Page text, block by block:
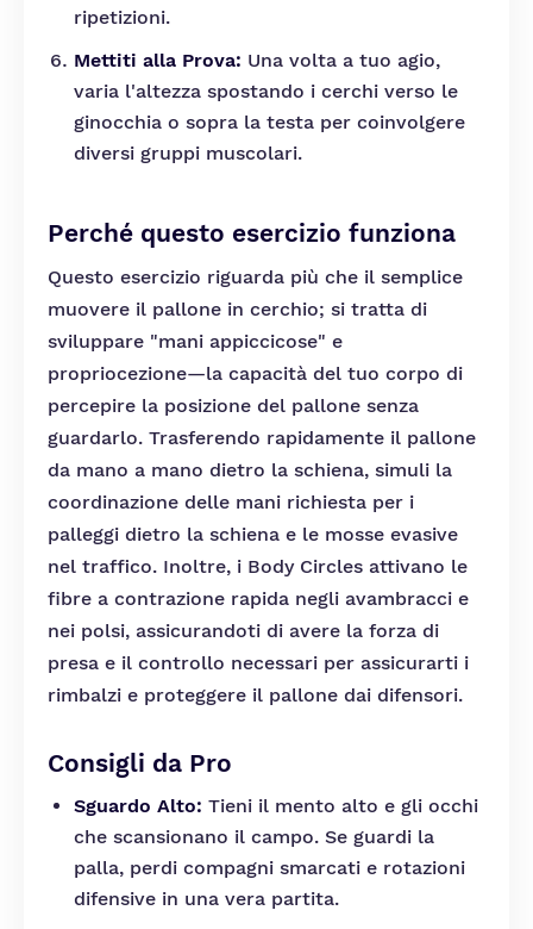
ripetizioni.
Mettiti alla Prova: Una volta a tuo agio,
varia l'altezza spostando i cerchi verso le
ginocchia o sopra la testa per coinvolgere
diversi gruppi muscolari.
Perché questo esercizio funziona
Questo esercizio riguarda più che il semplice
muovere il pallone in cerchio; si tratta di
sviluppare "mani appiccicose" e
propriocezione—la capacità del tuo corpo di
percepire la posizione del pallone senza
guardarlo. Trasferendo rapidamente il pallone
da mano a mano dietro la schiena, simuli la
coordinazione delle mani richiesta per i
palleggi dietro la schiena e le mosse evasive
nel traffico. Inoltre, i Body Circles attivano le
fibre a contrazione rapida negli avambracci e
nei polsi, assicurandoti di avere la forza di
presa e il controllo necessari per assicurarti i
rimbalzi e proteggere il pallone dai difensori.
Consigli da Pro
Sguardo Alto: Tieni il mento alto e gli occhi
che scansionano il campo. Se guardi la
palla, perdi compagni smarcati e rotazioni
difensive in una vera partita.